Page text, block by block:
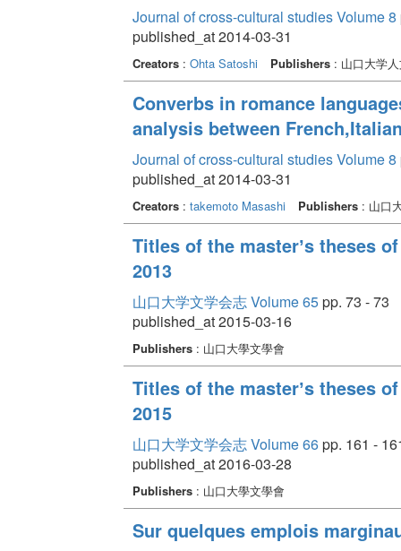
Journal of cross-cultural studies Volume 8
published_at 2014-03-31
Creators: Ohta Satoshi Publishers: 山口大学人
Converbs in romance
analysis between
Journal of cross-cultural studies Volume 8
published_at 2014-03-31
Creators: takemoto Masashi Publishers: 山口
Titles of the masterʼs theses
2013
山口大学文学会志 Volume 65pp. 73 - 73
published_at 2015-03-16
Publishers: 山口大學文學會
Titles of the masterʼs theses
2015
山口大学文学会志 Volume 66pp. 161 -
published_at 2016-03-28
Publishers: 山口大學文學會
Sur quelques emplois